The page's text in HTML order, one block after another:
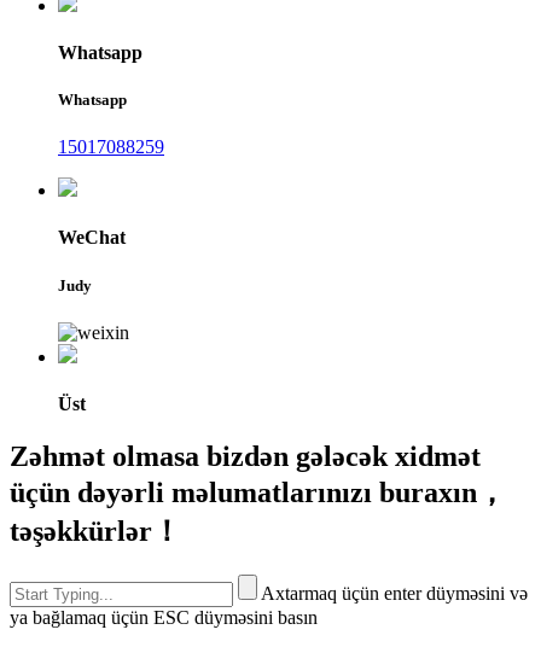
Whatsapp
Whatsapp
15017088259
WeChat
Judy
Üst
Zəhmət olmasa bizdən gələcək xidmət
üçün dəyərli məlumatlarınızı buraxın，
təşəkkürlər！
Axtarmaq üçün enter düyməsini və
ya bağlamaq üçün ESC düyməsini basın